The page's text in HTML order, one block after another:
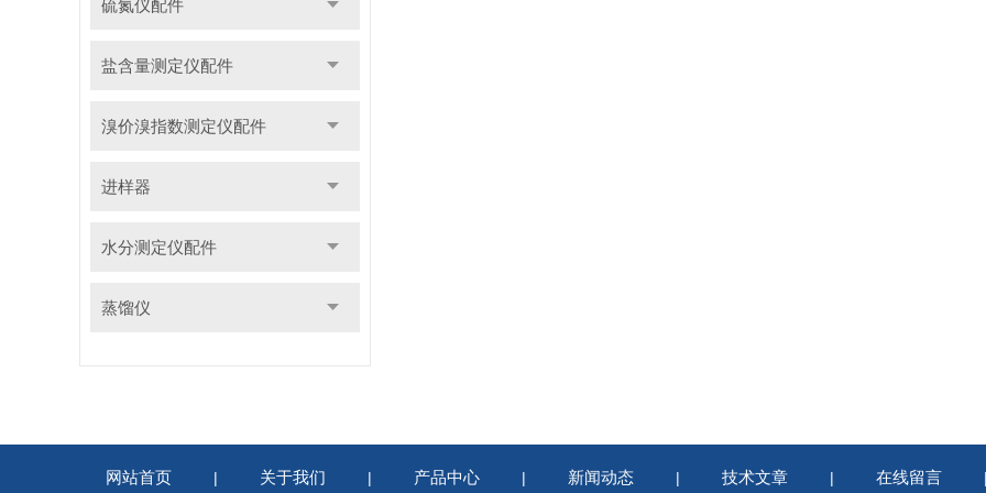
硫氮仪配件
盐含量测定仪配件
溴价溴指数测定仪配件
进样器
水分测定仪配件
蒸馏仪
网站首页 | 关于我们 | 产品中心 | 新闻动态 | 技术文章 | 在线留言